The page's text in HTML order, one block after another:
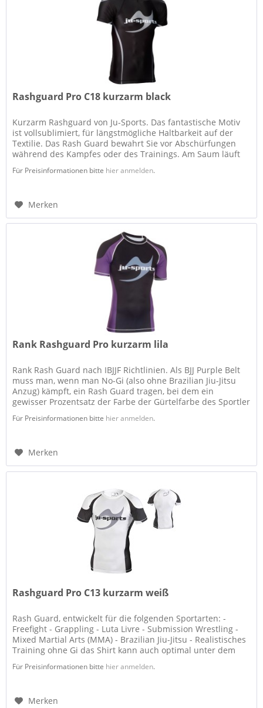
Rashguard Pro C18 kurzarm black
Kurzarm Rashguard von Ju-Sports. Das fantastische Motiv
ist vollsublimiert, für längstmögliche Haltbarkeit auf der
Textilie. Das Rash Guard bewahrt Sie vor Abschürfungen
während des Kampfes oder des Trainings. Am Saum läuft
Für Preisinformationen bitte hier anmelden.
Merken
Rank Rashguard Pro kurzarm lila
Rank Rash Guard nach IBJJF Richtlinien. Als BJJ Purple Belt
muss man, wenn man No-Gi (also ohne Brazilian Jiu-Jitsu
Anzug) kämpft, ein Rash Guard tragen, bei dem ein
gewisser Prozentsatz der Farbe der Gürtelfarbe des Sportler
Für Preisinformationen bitte hier anmelden.
Merken
Rashguard Pro C13 kurzarm weiß
Rash Guard, entwickelt für die folgenden Sportarten: -
Freefight - Grappling - Luta Livre - Submission Wrestling -
Mixed Martial Arts (MMA) - Brazilian Jiu-Jitsu - Realistisches
Training ohne Gi das Shirt kann auch optimal unter dem
Für Preisinformationen bitte hier anmelden.
Merken